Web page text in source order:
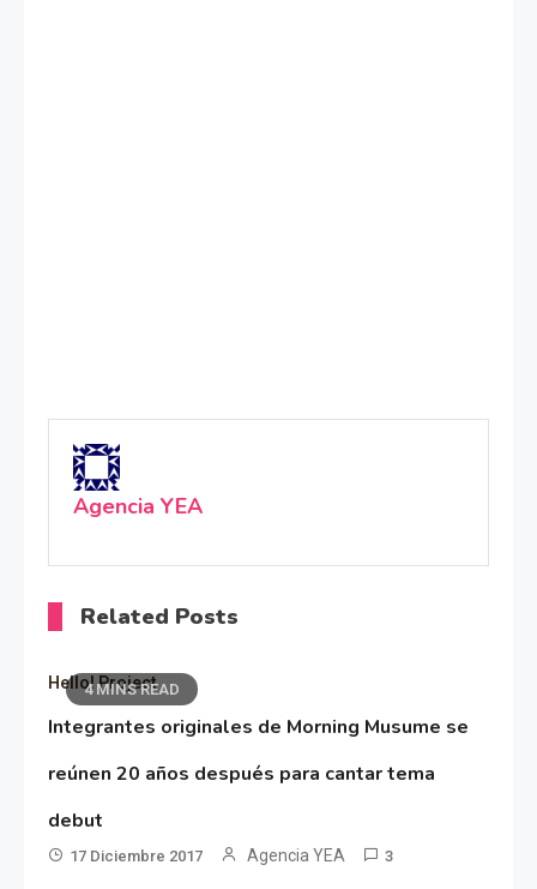
Agencia YEA
Related Posts
4 MINS READ
Hello! Project
Integrantes originales de Morning Musume se
reúnen 20 años después para cantar tema
debut
17 Diciembre 2017 Agencia YEA 3